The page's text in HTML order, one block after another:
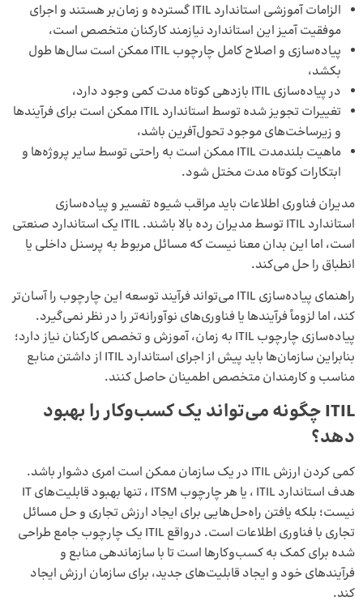
الزامات آموزشی استاندارد ITIL گسترده و زمان‌بر هستند و اجرای
موفقیت آمیز این استاندارد نیازمند کارکنان متخصص است،
پیاده‌سازی و اصلاح کامل چارچوب ITIL ممکن است سال‌ها طول
بکشد،
در پیاده‌سازی ITIL بازدهی کوتاه مدت کمی وجود دارد،
تغییرات تجویز شده توسط استاندارد ITIL ممکن است برای فرآیندها
و زیرساخت‌های موجود تحول‌آفرین باشد،
ماهیت بلندمدت ITIL ممکن است به راحتی توسط سایر پروژه‌ها و
ابتکارات کوتاه مدت مختل شود.
مدیران فناوری اطلاعات باید مراقب شیوه تفسیر و پیاده‌سازی
استاندارد ITIL توسط مدیران رده بالا باشند. ITIL یک استاندارد صنعتی
است، اما این بدان معنا نیست که مسائل مربوط به پرسنل داخلی یا
انطباق را حل می‌کند.
راهنمای پیاده‌سازی ITIL می‌تواند فرآیند توسعه این چارچوب را آسان‌تر
کند، اما لزوماً فرآیندها یا فناوری‌های نوآورانه‌تر را در نظر نمی‌گیرد.
پیاده‌سازی چارچوب ITIL به زمان، آموزش و تخصص کارکنان نیاز دارد؛
بنابراین سازمان‌ها باید پیش از اجرای استاندارد ITIL از داشتن منابع
مناسب و کارمندان متخصص اطمینان حاصل کنند.
ITIL چگونه می‌تواند یک کسب‌وکار را بهبود
دهد؟
کمی کردن ارزش ITIL در یک سازمان ممکن است امری دشوار باشد.
هدف استاندارد ITIL ، یا هر چارچوب ITSM ، تنها بهبود قابلیت‌های IT
نیست؛ بلکه یافتن راه‌حل‌هایی برای ایجاد ارزش تجاری و حل مسائل
تجاری با فناوری اطلاعات است. درواقع ITIL یک چارچوب جامع طراحی
شده برای کمک به کسب‌وکارها است تا با سازماندهی منابع و
فرآیندهای خود و ایجاد قابلیت‌های جدید، برای سازمان ارزش ایجاد
کند.